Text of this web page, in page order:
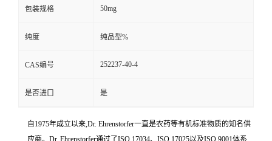
包装规格 50mg
纯度 纯品型%
CAS编号 252237-40-4
是否进口 是
自1975年成立以来,Dr. Ehrenstorfer一直是农药等有机标准物质的知名供
应商。Dr. Ehrenstorfer通过了ISO 17034、ISO 17025以及ISO 9001体系